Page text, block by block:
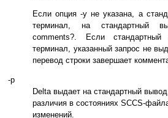
Если опция -y не указана, а
терминал, на стандартный
comments?. Если
терминал, указанный запрос не
перевод строки завершает
-p
Delta выдает на стандартный
различия в состояниях SCCS-
изменений.